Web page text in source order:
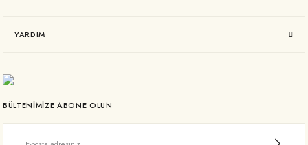
YARDIM
BÜLTENİMİZE ABONE OLUN